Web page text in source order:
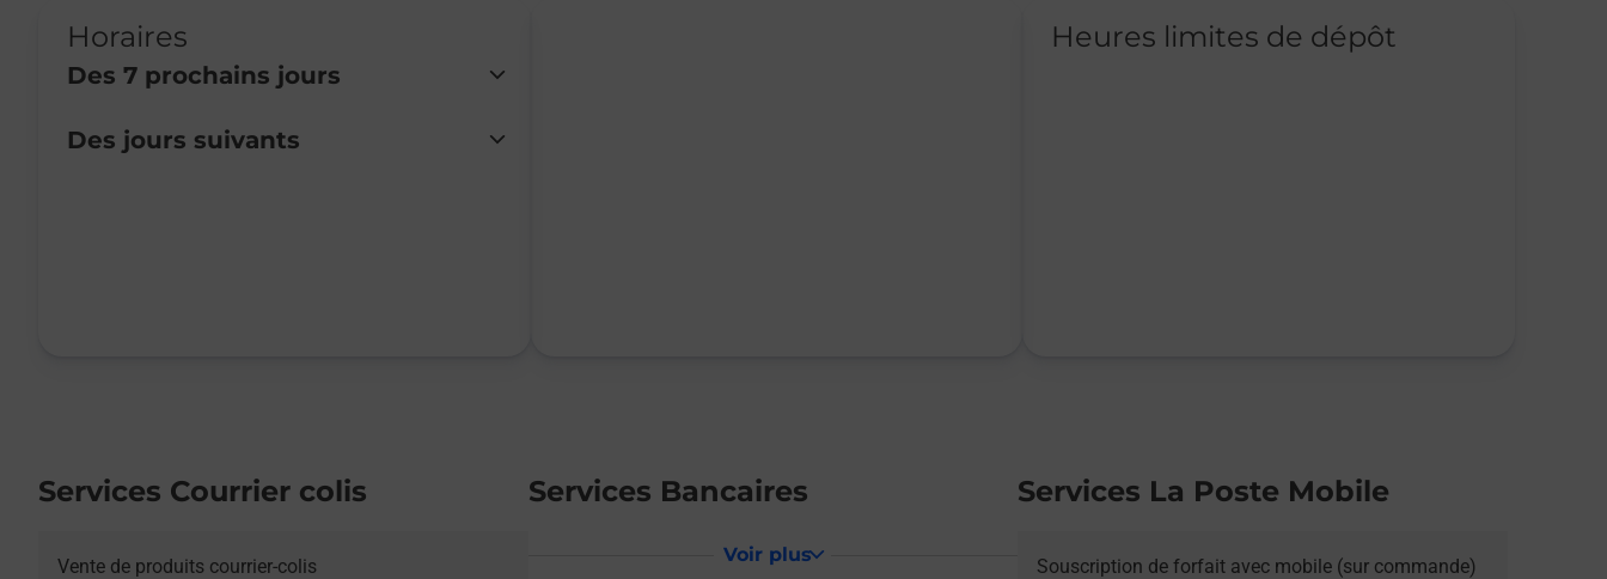
Horaires
Des 7 prochains jours
Lundi
Fermé
Des jours suivants
Heures limites de dépôt
Services Courrier colis
Vente de produits courrier-colis
Services Bancaires
Voir plus
Services La Poste Mobile
Souscription de forfait avec mobile (sur commande)